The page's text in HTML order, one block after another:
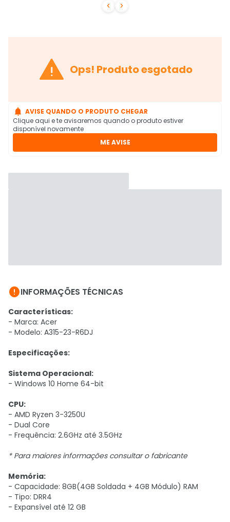
 
 Ops! Produto esgotado
 AVISE QUANDO O PRODUTO CHEGAR
Clique aqui e te avisaremos quando o produto estiver
disponível novamente
ME AVISE
INFORMAÇÕES TÉCNICAS
Características:
- Marca: Acer
- Modelo: A315-23-R6DJ
Especificações:
Sistema Operacional:
- Windows 10 Home 64-bit
CPU:
- AMD Ryzen 3-3250U
- Dual Core
- Frequência: 2.6GHz até 3.5GHz
* Para maiores informações consultar o fabricante
Memória:
- Capacidade: 8GB(4GB Soldada + 4GB Módulo) RAM
- Tipo: DRR4
- Expansível até 12 GB